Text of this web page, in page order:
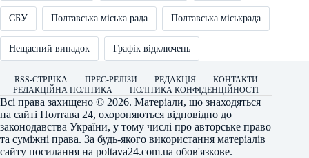
СБУ Полтавська міська рада Полтавська міськрада
Нещасний випадок Графік відключень
RSS-СТРІЧКА ПРЕС-РЕЛІЗИ РЕДАКЦІЯ
КОНТАКТИ
РЕДАКЦІЙНА ПОЛІТИКА
ПОЛІТИКА КОНФІДЕНЦІЙНОСТІ
Всі права захищено © 2026. Матеріали, що знаходяться
на сайті Полтава 24, охороняються відповідно до
законодавства України, у тому числі про авторське право
та суміжні права. За будь-якого використання матеріалів
сайту посилання на poltava24.com.ua обов'язкове.